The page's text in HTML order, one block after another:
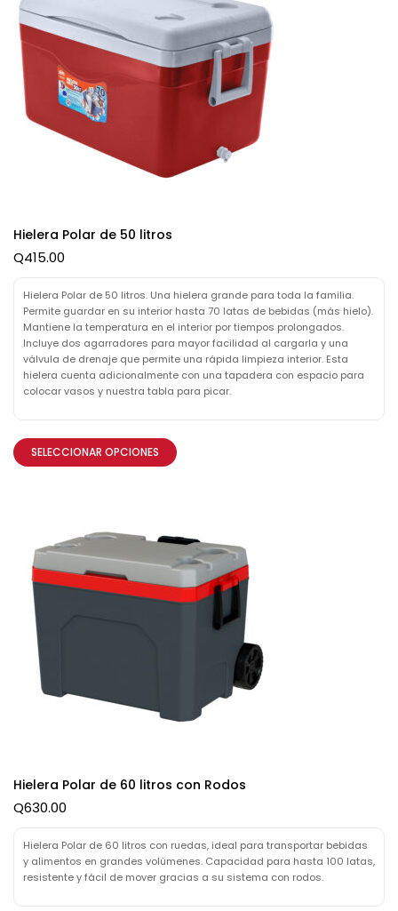
Hielera Polar de 50 litros
Q415.00
Hielera Polar de 50 litros. Una hielera grande para toda la familia.
Permite guardar en su interior hasta 70 latas de bebidas (más hielo).
Mantiene la temperatura en el interior por tiempos prolongados.
Incluye dos agarradores para mayor facilidad al cargarla y una
válvula de drenaje que permite una rápida limpieza interior. Esta
hielera cuenta adicionalmente con una tapadera con espacio para
colocar vasos y nuestra tabla para picar.
SELECCIONAR OPCIONES
Hielera Polar de 60 litros con Rodos
Q630.00
Hielera Polar de 60 litros con ruedas, ideal para transportar bebidas
y alimentos en grandes volúmenes. Capacidad para hasta 100 latas,
resistente y fácil de mover gracias a su sistema con rodos.